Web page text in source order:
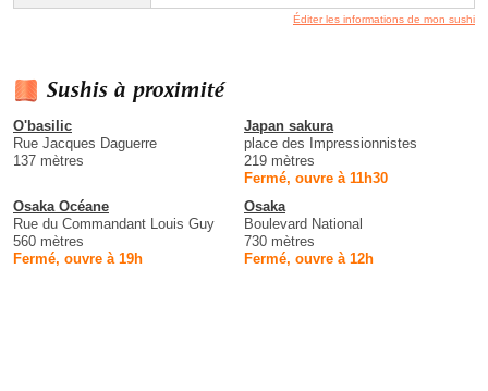
Éditer les informations de mon sushi
Sushis à proximité
O'basilic
Rue Jacques Daguerre
137 mètres
Japan sakura
place des Impressionnistes
219 mètres
Fermé, ouvre à 11h30
Osaka Océane
Rue du Commandant Louis Guy
560 mètres
Fermé, ouvre à 19h
Osaka
Boulevard National
730 mètres
Fermé, ouvre à 12h